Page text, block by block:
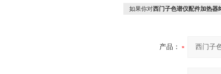
如果你对西门子色谱仪配件加热器
产品：